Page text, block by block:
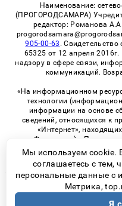
Наименование:
(ПРОГОРОДСАМАРА)
редактор: Романова
905-00-63 .
65325 от 12 апреля
надзору в сфере связи,
коммуникаций.
«На информационном
технологии
информации на основе
сведений, относящихся к
«Интернет»,
Федерации)». Правила
технологий в виджетах
© 2026
Возрастная
Мы используем cookie.
соглашаетесь с
персональные данные с
Метрика,